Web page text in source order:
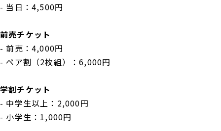
- 当日：4,500円
前売チケット
- 前売：4,000円
- ペア割（2枚組）：6,000円
学割チケット
- 中学生以上：2,000円
- 小学生：1,000円